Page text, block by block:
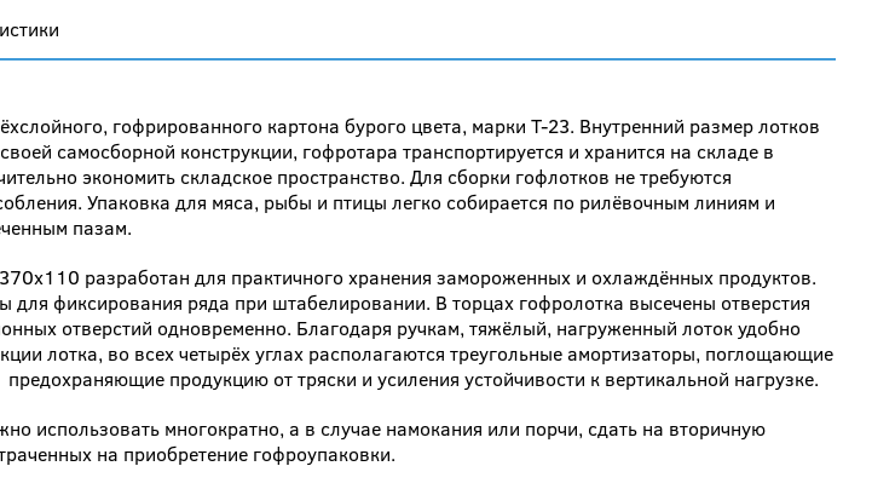
гофрированного картона бурого цвета, марки Т-23. Внутренний размер лотков
самосборной конструкции, гофротара транспортируется и хранится на складе в
экономить складское пространство. Для сборки гофлотков не требуются
Упаковка для мяса, рыбы и птицы легко собирается по рилёвочным линиям и
пазам.
разработан для практичного хранения замороженных и охлаждённых продуктов.
для фиксирования ряда при штабелировании. В торцах гофролотка высечены отверстия
отверстий одновременно. Благодаря ручкам, тяжёлый, нагруженный лоток удобно
лотка, во всех четырёх углах располагаются треугольные амортизаторы, поглощающие
продукцию от тряски и усиления устойчивости к вертикальной нагрузке.
использовать многократно, а в случае намокания или порчи, сдать на вторичную
на приобретение гофроупаковки.